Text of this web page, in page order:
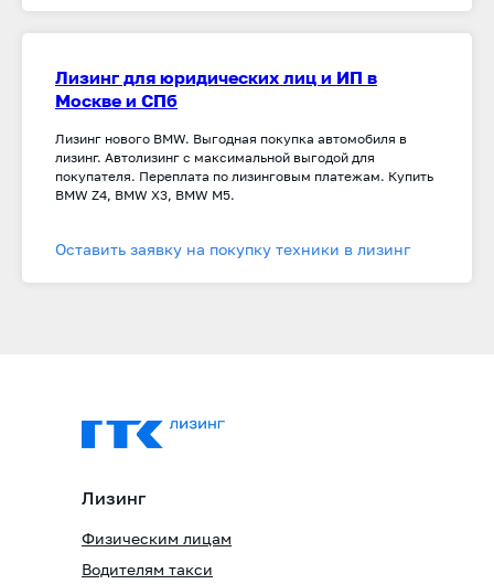
Лизинг для юридических лиц и ИП в
Москве и СПб
Лизинг нового BMW. Выгодная покупка автомобиля в
лизинг. Автолизинг с максимальной выгодой для
покупателя. Переплата по лизинговым платежам. Купить
BMW Z4, BMW X3, BMW M5.
Оставить заявку на покупку техники в лизинг
Лизинг
Водителям такси
Физическим лицам